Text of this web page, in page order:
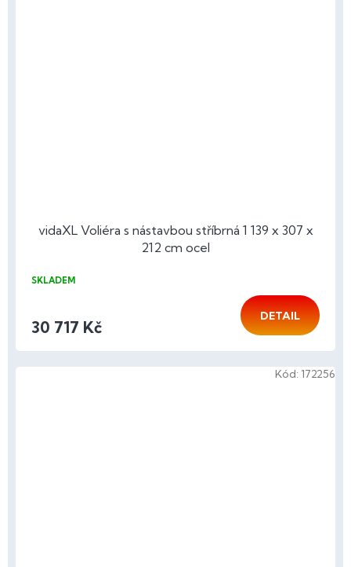
vidaXL Voliéra s nástavbou stříbrná 1 139 x 307 x
212 cm ocel
SKLADEM
30 717 Kč
DETAIL
Kód: 172256